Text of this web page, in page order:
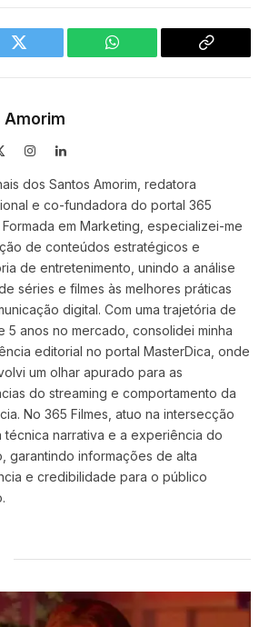
Twitter WhatsApp
Copy
Amorim
InstagramLinkedIn
dos Santos Amorim, redatora
e co-fundadora do portal 365
Formada em Marketing, especializei-me
de conteúdos estratégicos e
de entretenimento, unindo a análise
séries e filmes às melhores práticas
digital. Com uma trajetória de
5 anos no mercado, consolidei minha
editorial no portal MasterDica, onde
um olhar apurado para as
do streaming e comportamento da
No 365 Filmes, atuo na intersecção
técnica narrativa e a experiência do
garantindo informações de alta
e credibilidade para o público